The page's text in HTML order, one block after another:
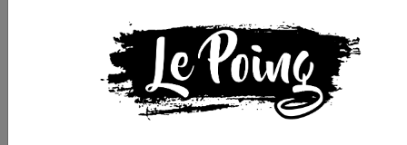
cet article :